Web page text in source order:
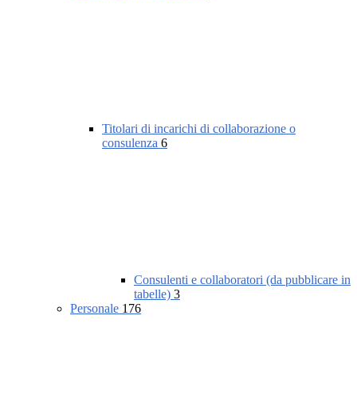
Titolari di incarichi di collaborazione o
consulenza 6
Consulenti e collaboratori (da pubblicare in
tabelle) 3
Personale 176